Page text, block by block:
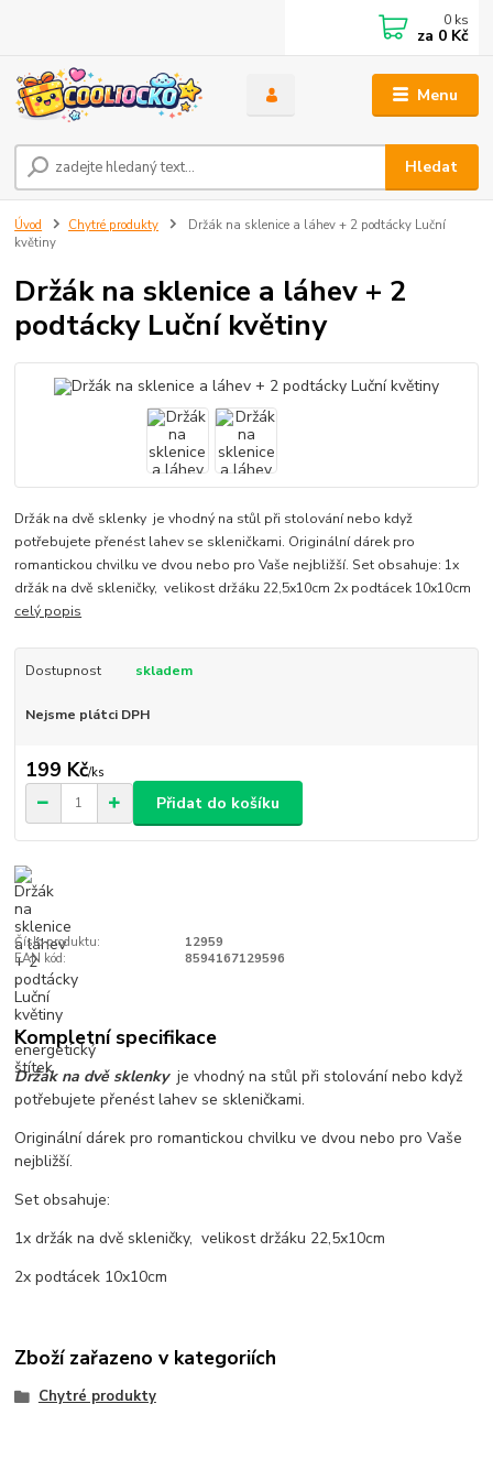
Menu
Hledat
0 ks
za 0 Kč
Úvod Chytré produkty
Držák na sklenice a láhev + 2 podtácky Luční
květiny
Držák na sklenice a láhev + 2
podtácky Luční květiny
Držák na dvě sklenky je vhodný na stůl při stolování nebo když
potřebujete přenést lahev se skleničkami. Originální dárek pro
romantickou chvilku ve dvou nebo pro Vaše nejbližší. Set obsahuje: 1x
držák na dvě skleničky, velikost držáku 22,5x10cm 2x podtácek 10x10cm
celý popis
Dostupnost skladem
Nejsme plátci DPH
199 Kč/ks
Přidat do košíku
Číslo produktu:
12959
EAN kód:
8594167129596
Kompletní specifikace
Držák na dvě sklenky je vhodný na stůl při stolování nebo když
potřebujete přenést lahev se skleničkami.
Originální dárek pro romantickou chvilku ve dvou nebo pro Vaše
nejbližší.
Set obsahuje:
1x držák na dvě skleničky, velikost držáku 22,5x10cm
2x podtácek 10x10cm
Zboží zařazeno v kategoriích
Chytré produkty